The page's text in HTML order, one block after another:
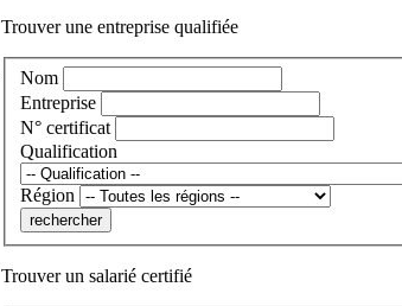
Trouver une entreprise qualifiée
Nom
Entreprise
N° certificat
Qualification
Région
Trouver un salarié certifié